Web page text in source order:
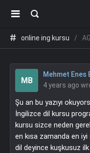
online ing kursu
MB
Mehmet Enes
4 years ago
Şu an bu yazıyı
İngilizce dil kursu
kursu sizce neden
en kısa zamanda en
dil deyince kuşkusuz